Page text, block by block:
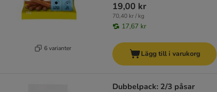
6 varianter
19,00 kr
70,40 kr / kg
17,67 kr
Lägg till i varukorg
Dubbelpack: 2/3 påsar